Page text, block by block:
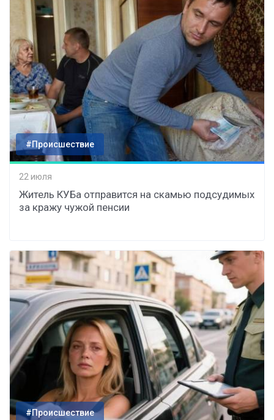
#Происшествие
22 июля
Житель КУБа отправится на скамью подсудимых
за кражу чужой пенсии
#Происшествие